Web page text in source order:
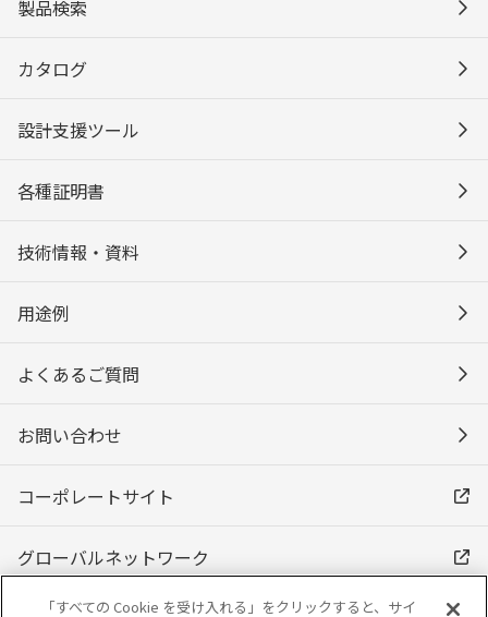
製品検索
カタログ
設計支援ツール
各種証明書
技術情報・資料
用途例
よくあるご質問
お問い合わせ
コーポレートサイト
グローバルネットワーク
「すべての Cookie を受け入れる」をクリックすると、サイ